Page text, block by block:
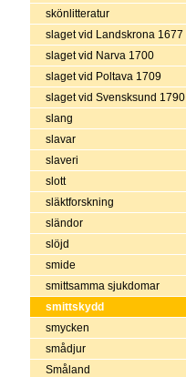
skönlitteratur
slaget vid Landskrona 1677
slaget vid Narva 1700
slaget vid Poltava 1709
slaget vid Svensksund 1790
slang
slavar
slaveri
slott
släktforskning
sländor
slöjd
smide
smittsamma sjukdomar
smittskydd
smycken
smådjur
Småland